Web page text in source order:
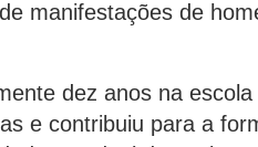
manifestações de
dez anos na
e contribuiu para a